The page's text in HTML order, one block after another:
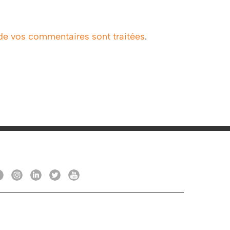
vos commentaires sont traitées.